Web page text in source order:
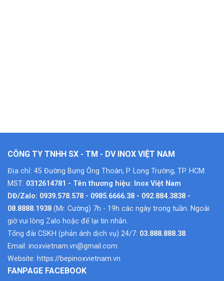
CÔNG TY TNHH SX - TM - DV INOX VIỆT NAM
Địa chỉ: 45 Đường Bưng Ông Thoàn, P. Long Trường, TP. HCM.
MST: 0312614781 - Tên thương hiệu: Inox Việt Nam
DĐ/Zalo: 0939.578.578 - 0985.6666.38 - 092.884.3838 -
08.8888.1938 (Mr. Cường) 7h - 19h các ngày trong tuần. Ngoài
giờ vui lòng Zalo hoặc để lại tin nhắn.
Tổng đài CSKH (phản ánh dịch vụ) 24/7: 03.888.888.38.
Email: inoxvietnam.vn@gmail.com
Website: https://bepinoxvietnam.vn
FANPAGE FACEBOOK